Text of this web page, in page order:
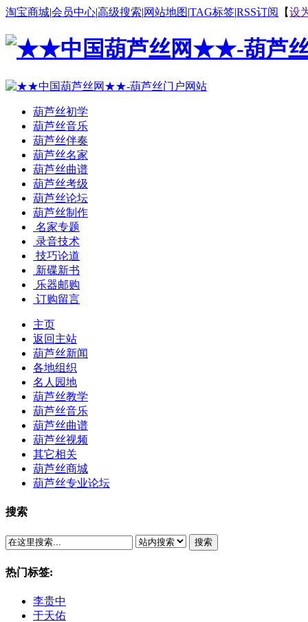
淘宝商城|会员中心|高级搜索|网站地图|TAG标签|RSS订阅 【设
葫芦丝初学
葫芦丝音乐
葫芦丝伴奏
葫芦丝名家
葫芦丝曲谱
葫芦丝考级
葫芦丝论坛
葫芦丝制作
名家专题
录音技术
技巧论道
新碟新书
乐器邮购
订购留言
主页
返回主站
葫芦丝新闻
各地组织
名人园地
葫芦丝教学
葫芦丝音乐
葫芦丝曲谱
葫芦丝视频
其它相关
葫芦丝商城
葫芦丝专业论坛
搜索
搜索
热门标签:
李贵中
于天佑